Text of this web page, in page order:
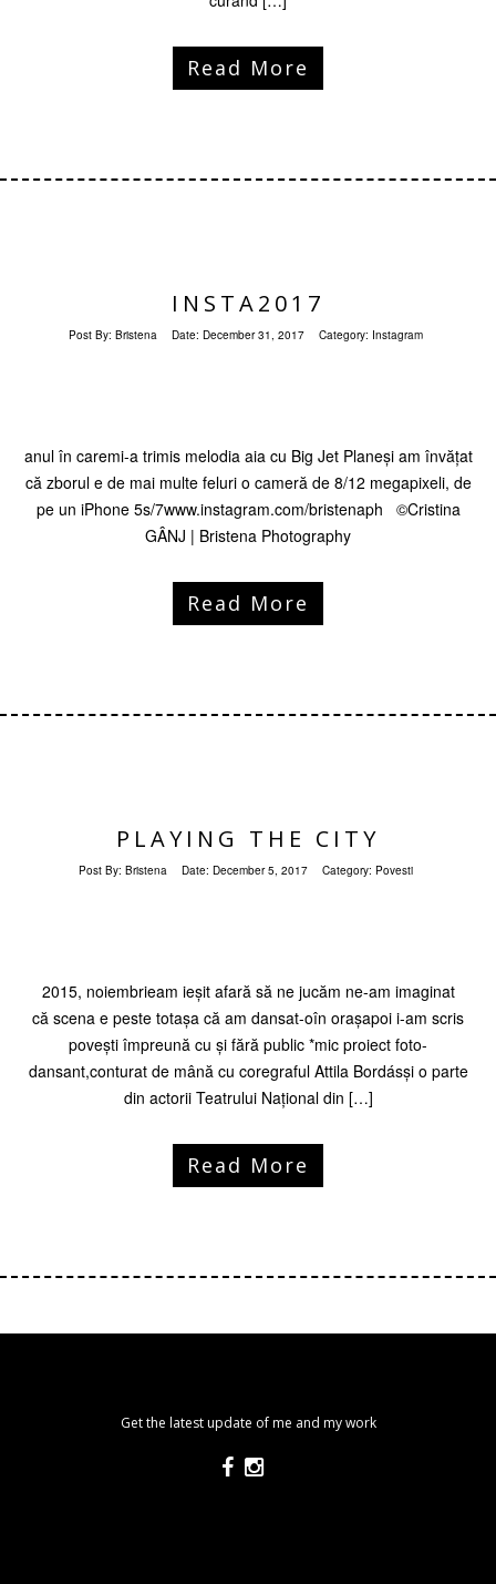
Read More
INSTA2017
Post By: Bristena Date: December 31, 2017 Category: Instagram
anul în caremi-a trimis melodia aia cu Big Jet Planeși am învățat
că zborul e de mai multe feluri o cameră de 8/12 megapixeli, de
pe un iPhone 5s/7www.instagram.com/bristenaph ©Cristina
GÂNJ | Bristena Photography
Read More
PLAYING THE CITY
Post By: Bristena Date: December 5, 2017 Category: Povesti
2015, noiembrieam ieșit afară să ne jucăm ne-am imaginat
că scena e peste totașa că am dansat-oîn orașapoi i-am scris
povești împreună cu și fără public *mic proiect foto-
dansant,conturat de mână cu coregraful Attila Bordásși o parte
din actorii Teatrului Național din […]
Read More
Get the latest update of me and my work